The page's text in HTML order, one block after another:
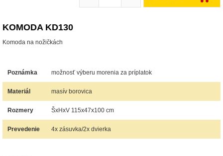
KOMODA KD130
Komoda na nožičkách
Poznámka možnosť výberu morenia za príplatok
Materiál masív borovica
Rozmery ŠxHxV 115x47x100 cm
Prevedenie 4x zásuvka/2x dvierka